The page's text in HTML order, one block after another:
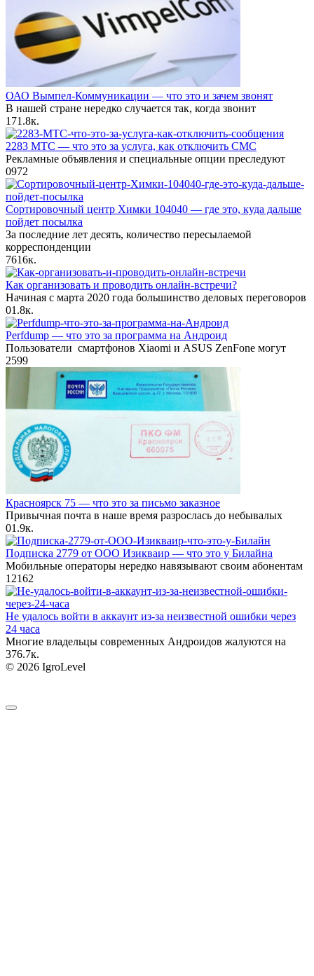
ОАО Вымпел-Коммуникации — что это и зачем звонят
В нашей стране нередко случается так, когда звонит
171.8к.
2283 МТС — что это за услуга, как отключить СМС
Рекламные объявления и специальные опции преследуют
0972
Сортировочный центр Химки 104040 — где это, куда дальше
пойдет посылка
За последние лет десять, количество пересылаемой
корреспонденции
7616к.
Как организовать и проводить онлайн-встречи?
Начиная с марта 2020 года большинство деловых переговоров
01.8к.
Perfdump — что это за программа на Андроид
Пользователи смартфонов Xiaomi и ASUS ZenFone могут
2599
Красноярск 75 — что это за письмо заказное
Привычная почта в наше время разрослась до небывалых
01.9к.
Подписка 2779 от ООО Изикваир — что это у Билайна
Мобильные операторы нередко навязывают своим абонентам
12162
Не удалось войти в аккаунт из-за неизвестной ошибки через
24 часа
Многие владельцы современных Андроидов жалуются на
376.7к.
© 2026 IgroLevel